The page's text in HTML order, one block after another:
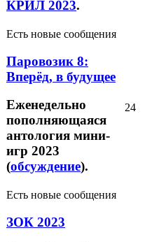
КРИЛ 2023.
Есть новые сообщения
Паровозик 8:
Вперёд, в будущее
Еженедельно
пополняющаяся
антология мини-
игр 2023
(обсуждение).
24
Есть новые сообщения
ЗОК 2023